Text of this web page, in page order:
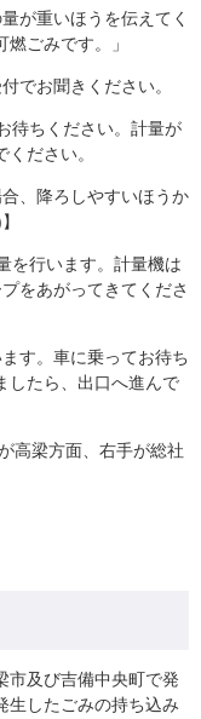
重いほうを伝えてく
ごみです。」
お聞きください。
待ちください。計量が
ださい。
、降ろしやすいほうか
行います。計量機は
をあがってきてくださ
す。車に乗ってお待ち
したら、出口へ進んで
高梁方面、右手が総社
市及び吉備中央町で発
生したごみの持ち込み